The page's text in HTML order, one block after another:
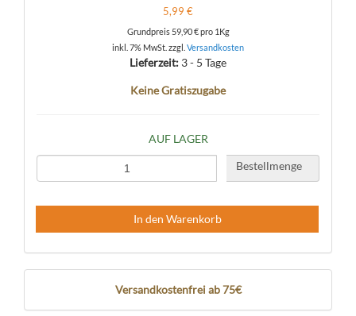
5,99 €
Grundpreis 59,90 €pro 1Kg
inkl. 7% MwSt. zzgl. Versandkosten
Lieferzeit: 3 - 5 Tage
Keine Gratiszugabe
AUF LAGER
Bestellmenge
In den Warenkorb
Versandkostenfrei ab 75€